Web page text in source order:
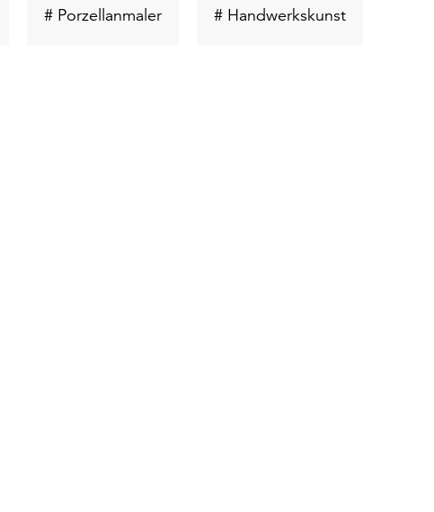
Schlüsselwort# PorzellanmalerSchlüsselwort# HandwerkskunstSchlüsselwort